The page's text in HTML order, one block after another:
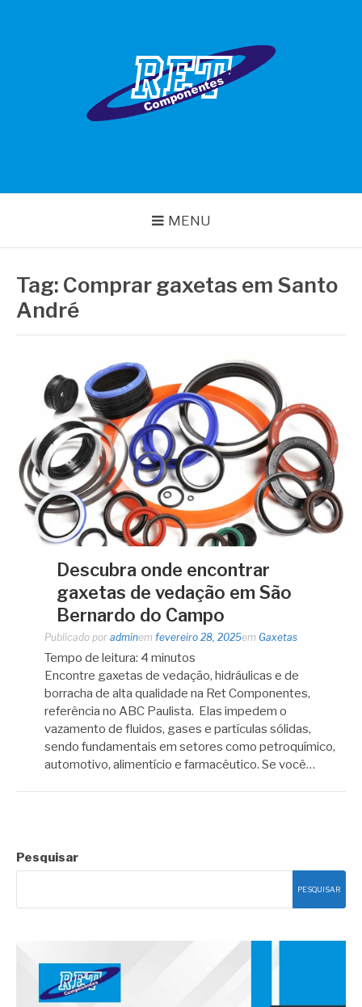
MENU
Tag: Comprar gaxetas em Santo
André
Descubra onde encontrar
gaxetas de vedação em São
Bernardo do Campo
Publicado por adminem fevereiro 28, 2025em Gaxetas
Tempo de leitura: 4 minutos
Encontre gaxetas de vedação, hidráulicas e de
borracha de alta qualidade na Ret Componentes,
referência no ABC Paulista. Elas impedem o
vazamento de fluidos, gases e partículas sólidas,
sendo fundamentais em setores como petroquímico,
automotivo, alimentício e farmacêutico. Se você…
Pesquisar
PESQUISAR